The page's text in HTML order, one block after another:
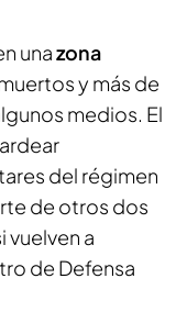
unazona
y más de
medios. El
del régimen
de otros dos
vuelven a
de Defensa